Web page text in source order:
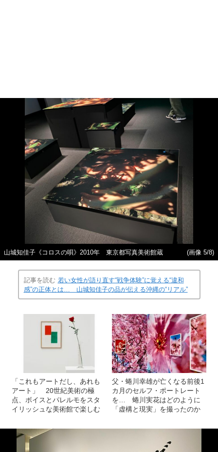
山城知佳子《コロスの唄》2010年 東京都写真美術館蔵 (画像 5/8)
記事を読む 若い女性が語り直す“戦争体験”に覚える“違和
感”の正体とは… 山城知佳子の品が伝える沖縄の“リアル”
「これもアートだし、あれも
アート」 20世紀美術の極
点、ボイスとパレルモをスタ
イリッシュな美術館で楽しむ
父・蜷川幸雄が亡くなる前後1
カ月のセルフ・ポートレート
を… 蜷川実花はどのように
「虚構と現実」を撮ったのか